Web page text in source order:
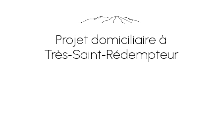
Projet domiciliaire à
Très‑Saint‑Rédempteur